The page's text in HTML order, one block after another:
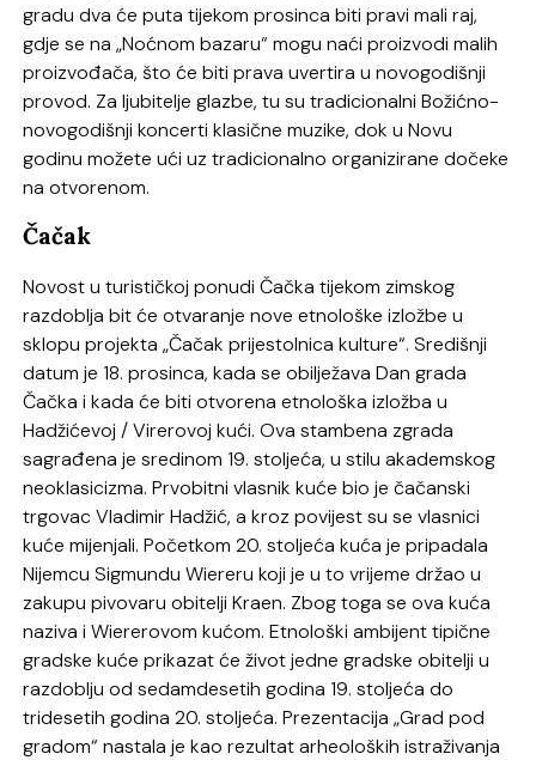
gradu dva će puta tijekom prosinca biti pravi mali raj,
gdje se na „Noćnom bazaru“ mogu naći proizvodi malih
proizvođača, što će biti prava uvertira u novogodišnji
provod. Za ljubitelje glazbe, tu su tradicionalni Božićno-
novogodišnji koncerti klasične muzike, dok u Novu
godinu možete ući uz tradicionalno organizirane dočeke
na otvorenom.
Čačak
Novost u turističkoj ponudi Čačka tijekom zimskog
razdoblja bit će otvaranje nove etnološke izložbe u
sklopu projekta „Čačak prijestolnica kulture“. Središnji
datum je 18. prosinca, kada se obilježava Dan grada
Čačka i kada će biti otvorena etnološka izložba u
Hadžićevoj / Virerovoj kući. Ova stambena zgrada
sagrađena je sredinom 19. stoljeća, u stilu akademskog
neoklasicizma. Prvobitni vlasnik kuće bio je čačanski
trgovac Vladimir Hadžić, a kroz povijest su se vlasnici
kuće mijenjali. Početkom 20. stoljeća kuća je pripadala
Nijemcu Sigmundu Wiereru koji je u to vrijeme držao u
zakupu pivovaru obitelji Kraen. Zbog toga se ova kuća
naziva i Wiererovom kućom. Etnološki ambijent tipične
gradske kuće prikazat će život jedne gradske obitelji u
razdoblju od sedamdesetih godina 19. stoljeća do
tridesetih godina 20. stoljeća. Prezentacija „Grad pod
gradom“ nastala je kao rezultat arheoloških istraživanja